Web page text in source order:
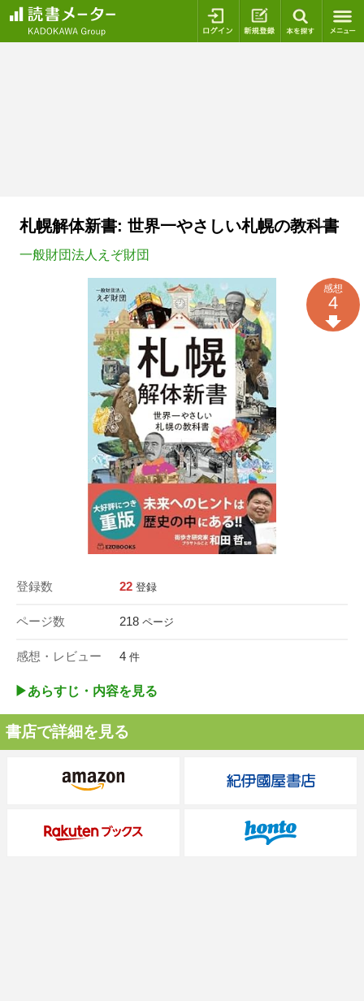
ログイン 新規登録
札幌解体新書: 世界一やさしい札幌の教科書
一般財団法人えぞ財団
登録数 22 登録
ページ数 218 ページ
感想・レビュー 4 件
感想
4
▶︎あらすじ・内容を見る
書店で詳細を見る